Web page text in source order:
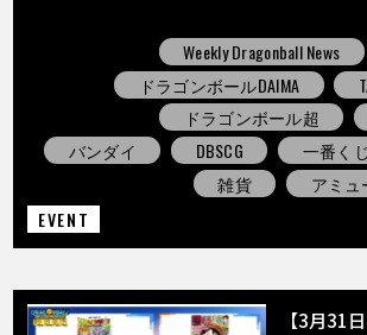
Weekly Dragonball News
ドラゴンボールDAIMA
ドラゴンボール超
バンダイ
DBSCG 一番くじ
雑貨
アミ
EVENT
【3月31